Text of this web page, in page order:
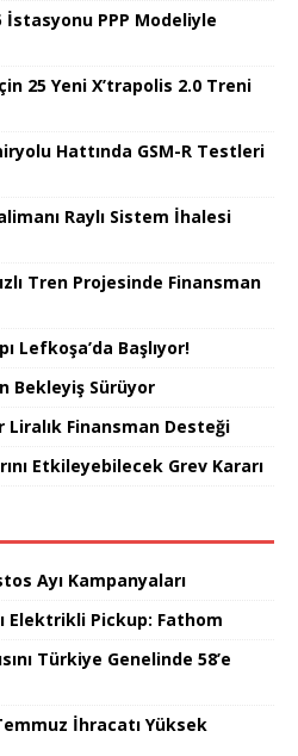
İstasyonu PPP Modeliyle
25 Yeni X’trapolis 2.0 Treni
Hattında GSM-R Testleri
Raylı Sistem İhalesi
Tren Projesinde Finansman
Lefkoşa’da Başlıyor!
Bekleyiş Sürüyor
Liralık Finansman Desteği
Etkileyebilecek Grev Kararı
Ayı Kampanyaları
Elektrikli Pickup: Fathom
Türkiye Genelinde 58’e
İhracatı Yüksek